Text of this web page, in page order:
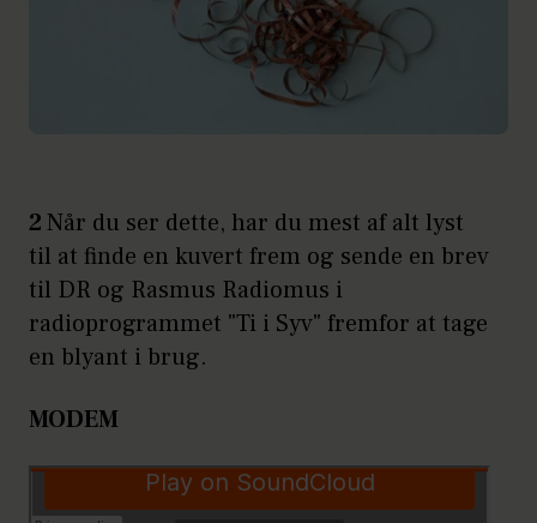
2Når du ser dette, har du mest af alt lyst
til at finde en kuvert frem og sende en brev
til DR og Rasmus Radiomus i
radioprogrammet "Ti i Syv" fremfor at tage
en blyant i brug.
MODEM